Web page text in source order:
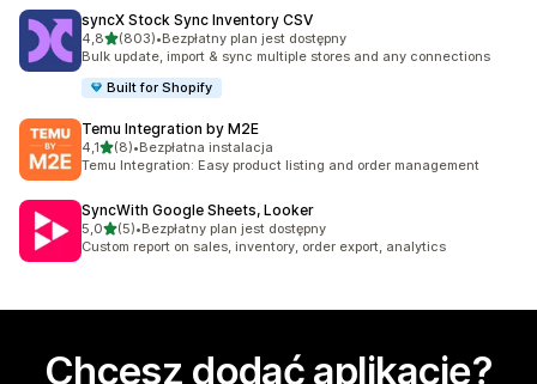
syncX Stock Sync Inventory CSV
4,8na 5 gwiazdek
(803)
Łączna liczba recenzji: 803
•Bezpłatny plan jest dostępny
Bulk update, import & sync multiple stores and any connections
Built for Shopify
Temu Integration by M2E
4,1na 5 gwiazdek
(8)
Łączna liczba recenzji: 8
•Bezpłatna instalacja
Temu Integration: Easy product listing and order management
SyncWith Google Sheets, Looker
5,0na 5 gwiazdek
(5)
Łączna liczba recenzji: 5
•Bezpłatny plan jest dostępny
Custom report on sales, inventory, order export, analytics
Chcesz dodać aplikację?